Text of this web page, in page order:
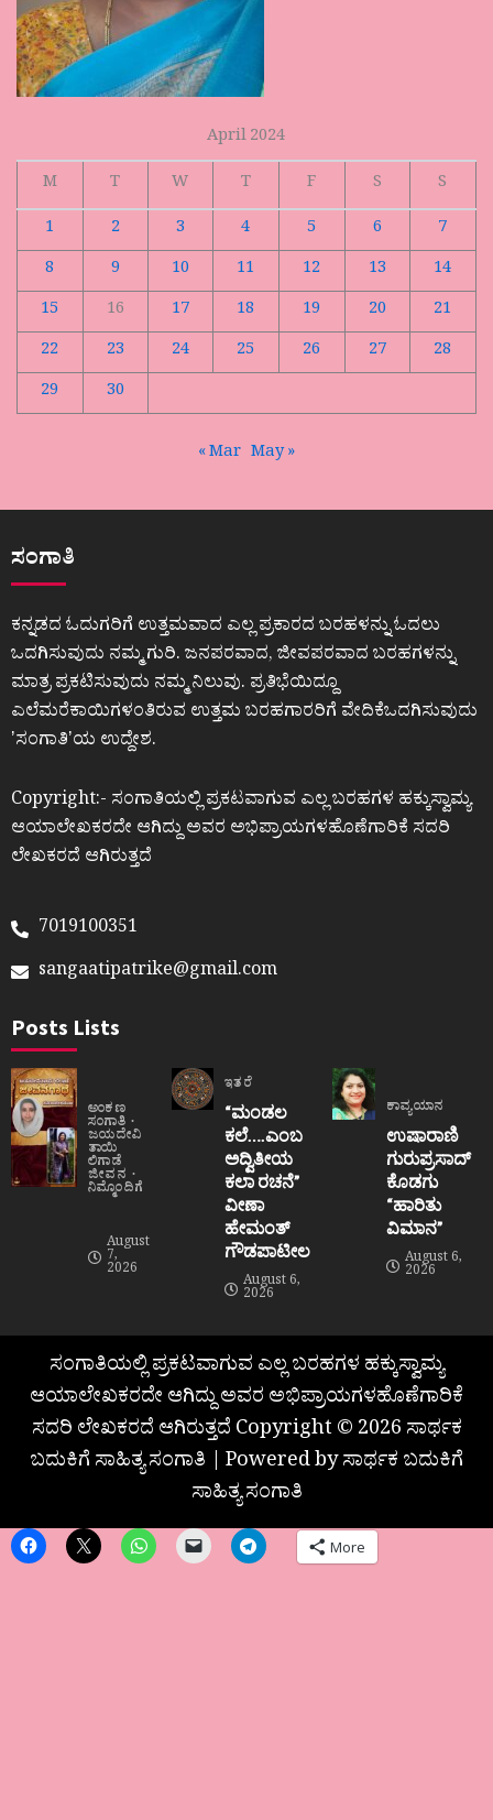
April 2024
M
T W T F S
S
1
2 3 4 5 6
7
8
9 10 11 12 13
14
15
16 17 18 19 20
21
22
23 24 25 26 27
28
29
30
« Mar May »
ಸಂಗಾತಿ
ಕನ್ನಡದ ಓದುಗರಿಗೆ ಉತ್ತಮವಾದ ಎಲ್ಲ ಪ್ರಕಾರದ ಬರಹಳನ್ನು ಓದಲು
ಒದಗಿಸುವುದು ನಮ್ಮ ಗುರಿ. ಜನಪರವಾದ, ಜೀವಪರವಾದ ಬರಹಗಳನ್ನು
ಮಾತ್ರ ಪ್ರಕಟಿಸುವುದು ನಮ್ಮ ನಿಲುವು. ಪ್ರತಿಭೆಯಿದ್ದೂ
ಎಲೆಮರೆಕಾಯಿಗಳಂತಿರುವ ಉತ್ತಮ ಬರಹಗಾರರಿಗೆ ವೇದಿಕೆಒದಗಿಸುವುದು
ʼಸಂಗಾತಿʼಯ ಉದ್ದೇಶ.
Copyright:- ಸಂಗಾತಿಯಲ್ಲಿ ಪ್ರಕಟವಾಗುವ ಎಲ್ಲ ಬರಹಗಳ ಹಕ್ಕುಸ್ವಾಮ್ಯ
ಆಯಾಲೇಖಕರದೇ ಆಗಿದ್ದು ಅವರ ಅಭಿಪ್ರಾಯಗಳಹೊಣೆಗಾರಿಕೆ ಸದರಿ
ಲೇಖಕರದೆ ಆಗಿರುತ್ತದೆ
7019100351
sangaatipatrike@gmail.com
Posts Lists
ಅಂಕಣ
ಸಂಗಾತಿ
ಜಯದೇವಿ
ತಾಯಿ
ಲಿಗಾಡೆ
ಜೀವನ
ನಿಮ್ಮೊಂದಿಗೆ
August
7,
2026
ಇತರೆ
“ಮಂಡಲ
ಕಲೆ….ಎಂಬ
ಅದ್ವಿತೀಯ
ಕಲಾ ರಚನೆ”‌
ವೀಣಾ
ಹೇಮಂತ್‌
ಗೌಡಪಾಟೀಲ
August 6,
2026
ಕಾವ್ಯಯಾನ
ಉಷಾರಾಣಿ
ಗುರುಪ್ರಸಾದ್
ಕೊಡಗು
“ಹಾರಿತು
ವಿಮಾನ”
August 6,
2026
ಸಂಗಾತಿಯಲ್ಲಿ ಪ್ರಕಟವಾಗುವ ಎಲ್ಲ ಬರಹಗಳ ಹಕ್ಕುಸ್ವಾಮ್ಯ
ಆಯಾಲೇಖಕರದೇ ಆಗಿದ್ದು ಅವರ ಅಭಿಪ್ರಾಯಗಳಹೊಣೆಗಾರಿಕೆ
ಸದರಿ ಲೇಖಕರದೆ ಆಗಿರುತ್ತದೆ Copyright © 2026 ಸಾರ್ಥಕ
ಬದುಕಿಗೆ ಸಾಹಿತ್ಯ ಸಂಗಾತಿ | Powered by ಸಾರ್ಥಕ ಬದುಕಿಗೆ
ಸಾಹಿತ್ಯ ಸಂಗಾತಿ
More